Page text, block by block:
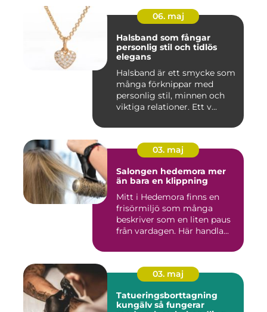
06. maj
Halsband som fångar
personlig stil och tidlös
elegans
Halsband är ett smycke som
många förknippar med
personlig stil, minnen och
viktiga relationer. Ett v...
03. maj
Salongen hedemora mer
än bara en klippning
Mitt i Hedemora finns en
frisörmiljö som många
beskriver som en liten paus
från vardagen. Här handla...
03. maj
Tatueringsborttagning
kungälv så fungerar